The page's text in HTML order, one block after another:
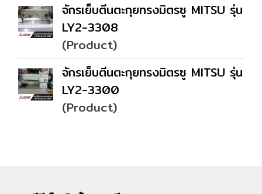
จักรเย็บตีนตะกุยทรงมิตรซู MITSU รุ่น
LY2-3308
(Product)
จักรเย็บตีนตะกุยทรงมิตรซู MITSU รุ่น
LY2-3300
(Product)